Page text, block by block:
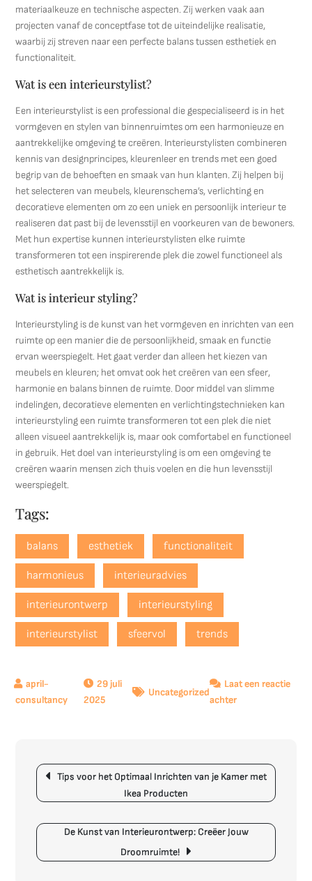
materiaalkeuze en technische aspecten. Zij werken vaak aan
projecten vanaf de conceptfase tot de uiteindelijke realisatie,
waarbij zij streven naar een perfecte balans tussen esthetiek en
functionaliteit.
Wat is een interieurstylist?
Een interieurstylist is een professional die gespecialiseerd is in het
vormgeven en stylen van binnenruimtes om een harmonieuze en
aantrekkelijke omgeving te creëren. Interieurstylisten combineren
kennis van designprincipes, kleurenleer en trends met een goed
begrip van de behoeften en smaak van hun klanten. Zij helpen bij
het selecteren van meubels, kleurenschema’s, verlichting en
decoratieve elementen om zo een uniek en persoonlijk interieur te
realiseren dat past bij de levensstijl en voorkeuren van de bewoners.
Met hun expertise kunnen interieurstylisten elke ruimte
transformeren tot een inspirerende plek die zowel functioneel als
esthetisch aantrekkelijk is.
Wat is interieur styling?
Interieurstyling is de kunst van het vormgeven en inrichten van een
ruimte op een manier die de persoonlijkheid, smaak en functie
ervan weerspiegelt. Het gaat verder dan alleen het kiezen van
meubels en kleuren; het omvat ook het creëren van een sfeer,
harmonie en balans binnen de ruimte. Door middel van slimme
indelingen, decoratieve elementen en verlichtingstechnieken kan
interieurstyling een ruimte transformeren tot een plek die niet
alleen visueel aantrekkelijk is, maar ook comfortabel en functioneel
in gebruik. Het doel van interieurstyling is om een omgeving te
creëren waarin mensen zich thuis voelen en die hun levensstijl
weerspiegelt.
Tags:
balans esthetiek functionaliteit
harmonieus interieuradvies
interieurontwerp interieurstyling
interieurstylist sfeervol trends
29 juli
2025
Uncategorized
Laat een reactie
achterop
van
Interieurstyling:
Sfeervolle
Berichtnavigatie
Tips voor het Optimaal Inrichten van je Kamer met
Ikea Producten
De Kunst van Interieurontwerp: Creëer Jouw
Droomruimte!